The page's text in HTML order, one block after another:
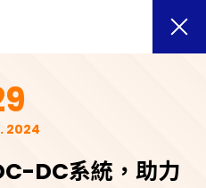
2024
DC系統，助力